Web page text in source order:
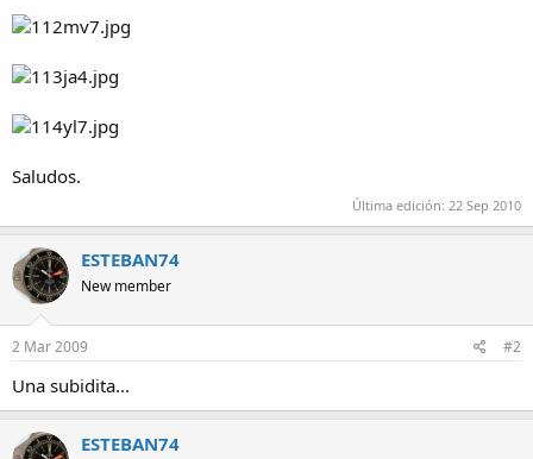
Saludos.
Última edición: 22 Sep 2010
ESTEBAN74
New member
2 Mar 2009 #2
Una subidita...
ESTEBAN74